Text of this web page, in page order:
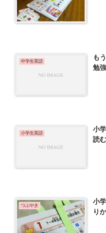
中学生英語
も
勉
小学生英語
小
読
つぶやき
小
り